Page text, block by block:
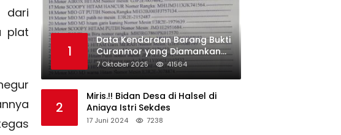
dari
plat
1
Data Kendaraan Barang Bukti
Curanmor yang Diamankan
oleh Polres Morowali
7 Oktober 2025 41564
2
Miris.!! Bidan Desa di Halsel di
Aniaya Istri Sekdes
17 Juni 2024 7238